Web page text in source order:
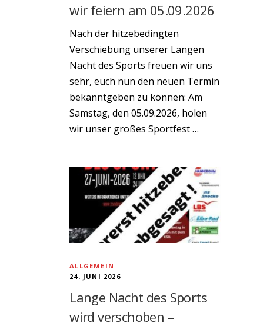
wir feiern am 05.09.2026
Nach der hitzebedingten
Verschiebung unserer Langen
Nacht des Sports freuen wir uns
sehr, euch nun den neuen Termin
bekanntgeben zu können: Am
Samstag, den 05.09.2026, holen
wir unser großes Sportfest …
ALLGEMEIN
24. JUNI 2026
Lange Nacht des Sports
wird verschoben –